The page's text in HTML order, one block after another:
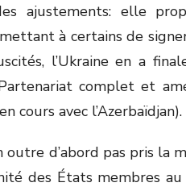
ajustements: elle
à certains de
l’Ukraine en a
complet et
cours avec l’Azerbaïdjan).
outre d’abord pas pris
des États membres